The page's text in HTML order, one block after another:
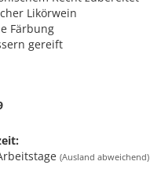
Likörwein
Färbung
gereift
(Ausland abweichend)